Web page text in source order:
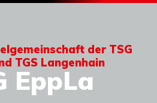
der TSG
TGS Langenhain
EppLa